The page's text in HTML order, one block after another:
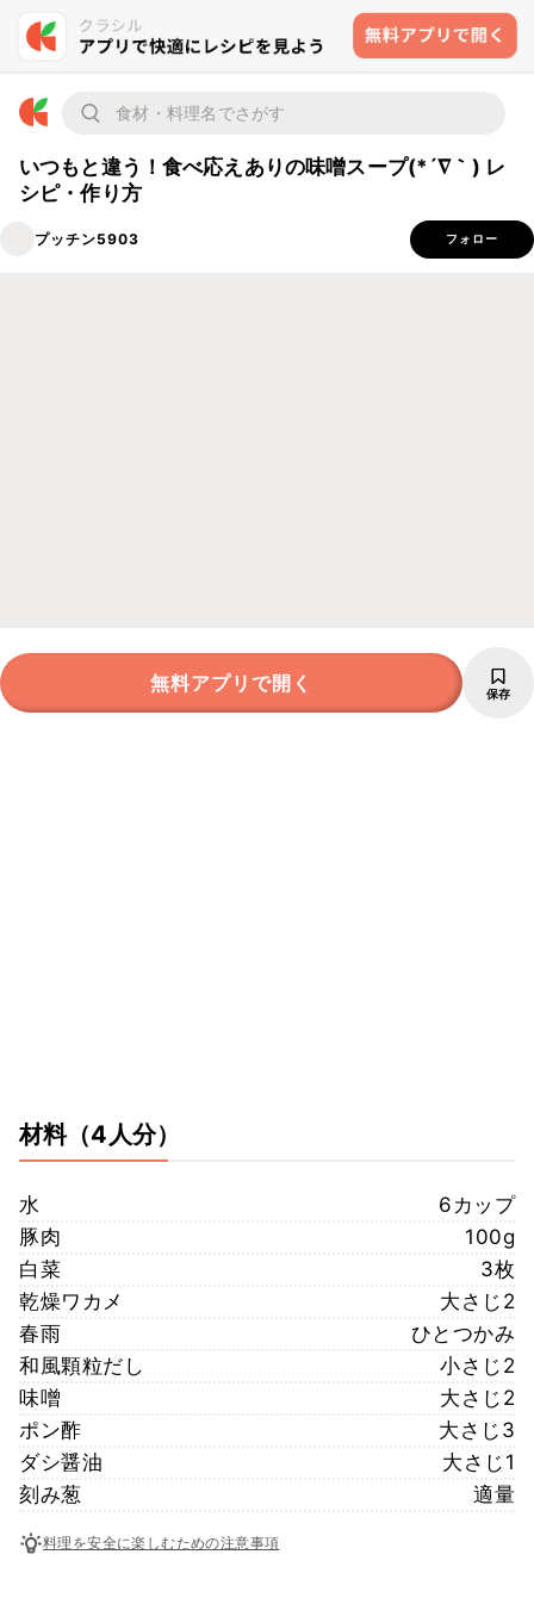
いつもと違う！食べ応えありの味噌スープ(*´∇｀) レ
シピ・作り方
プッチン5903 フォロー
無料アプリで開く 保存
材料（4人分）
水
6カップ
豚肉
100g
白菜
3枚
乾燥ワカメ
大さじ2
春雨
ひとつかみ
和風顆粒だし
小さじ2
味噌
大さじ2
ポン酢
大さじ3
ダシ醤油
大さじ1
刻み葱
適量
料理を安全に楽しむための注意事項